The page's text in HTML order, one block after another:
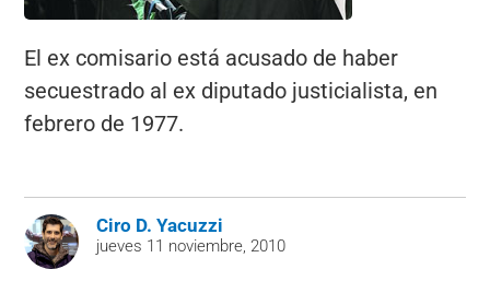
El ex comisario está acusado de haber
secuestrado al ex diputado justicialista, en
febrero de 1977.
Ciro D. Yacuzzi
jueves 11 noviembre, 2010